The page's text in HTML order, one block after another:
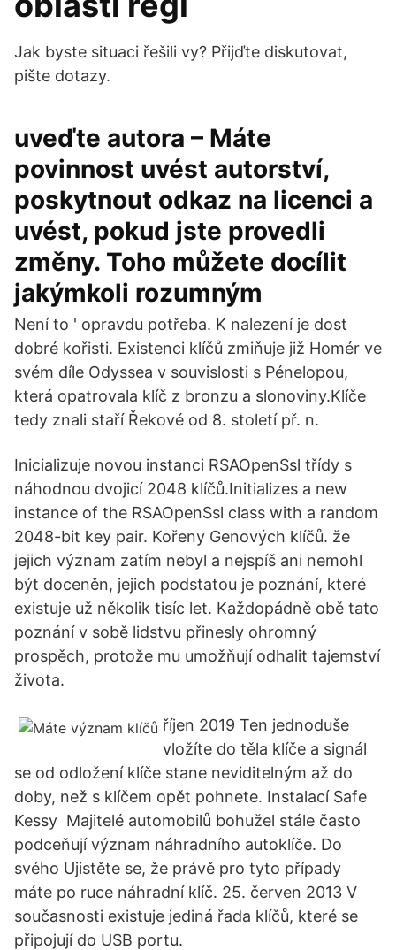
Jak byste situaci řešili vy? Přijďte diskutovat,
pište dotazy.
uveďte autora – Máte
povinnost uvést autorství,
poskytnout odkaz na licenci a
uvést, pokud jste provedli
změny. Toho můžete docílit
jakýmkoli rozumným
Není to ' opravdu potřeba. K nalezení je dost
dobré kořisti. Existenci klíčů zmiňuje již Homér ve
svém díle Odyssea v souvislosti s Pénelopou,
která opatrovala klíč z bronzu a slonoviny.Klíče
tedy znali staří Řekové od 8. století př. n.
Inicializuje novou instanci RSAOpenSsl třídy s
náhodnou dvojicí 2048 klíčů.Initializes a new
instance of the RSAOpenSsl class with a random
2048-bit key pair. Kořeny Genových klíčů. že
jejich význam zatím nebyl a nejspíš ani nemohl
být doceněn, jejich podstatou je poznání, které
existuje už několik tisíc let. Každopádně obě tato
poznání v sobě lidstvu přinesly ohromný
prospěch, protože mu umožňují odhalit tajemství
života.
říjen 2019 Ten jednoduše
vložíte do těla klíče a signál
se od odložení klíče stane neviditelným až do
doby, než s klíčem opět pohnete. Instalací Safe
Kessy Majitelé automobilů bohužel stále často
podceňují význam náhradního autoklíče. Do
svého Ujistěte se, že právě pro tyto případy
máte po ruce náhradní klíč. 25. červen 2013 V
současnosti existuje jediná řada klíčů, které se
připojují do USB portu.